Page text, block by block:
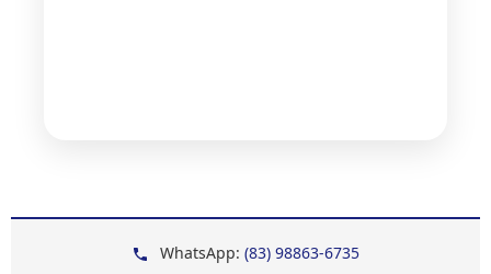
WhatsApp: (83) 98863-6735